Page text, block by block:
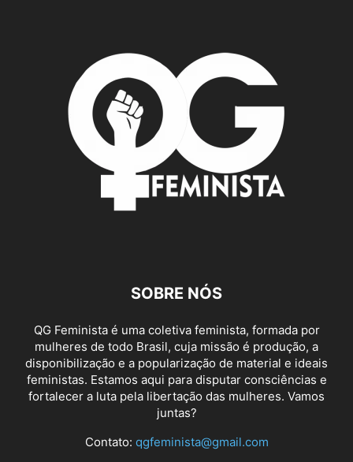
SOBRE NÓS
QG Feminista é uma coletiva feminista, formada por
mulheres de todo Brasil, cuja missão é produção, a
disponibilização e a popularização de material e ideais
feministas. Estamos aqui para disputar consciências e
fortalecer a luta pela libertação das mulheres. Vamos
juntas?
Contato: qgfeminista@gmail.com